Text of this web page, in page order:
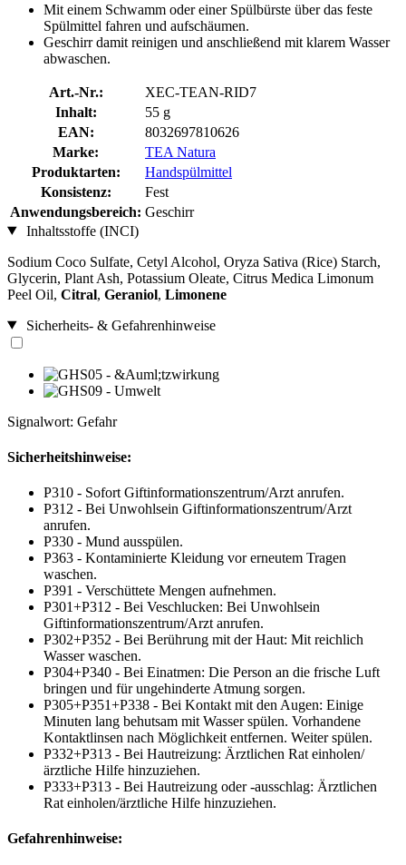
Mit einem Schwamm oder einer Spülbürste über das feste
Spülmittel fahren und aufschäumen.
Geschirr damit reinigen und anschließend mit klarem Wasser
abwaschen.
Art.-Nr.:
XEC-TEAN-RID7
Inhalt:
55 g
EAN:
8032697810626
Marke:
TEA Natura
Produktarten:
Handspülmittel
Konsistenz:
Fest
Anwendungsbereich: Geschirr
Inhaltsstoffe (INCI)
Sodium Coco­ Sulfate, Cetyl Alcohol, Oryza Sativa (Rice) Starch,
Glycerin, Plant Ash, Potassium Oleate, Citrus Medica Limonum
Peel Oil, Citral, Geraniol, Limonene
Sicherheits- & Gefahrenhinweise
Signalwort: Gefahr
Sicherheitshinweise:
P310 - Sofort Giftinformationszentrum/Arzt anrufen.
P312 - Bei Unwohlsein Giftinformationszentrum/Arzt
anrufen.
P330 - Mund ausspülen.
P363 - Kontaminierte Kleidung vor erneutem Tragen
waschen.
P391 - Verschüttete Mengen aufnehmen.
P301+P312 - Bei Veschlucken: Bei Unwohlsein
Giftinformationszentrum/Arzt anrufen.
P302+P352 - Bei Berührung mit der Haut: Mit reichlich
Wasser waschen.
P304+P340 - Bei Einatmen: Die Person an die frische Luft
bringen und für ungehinderte Atmung sorgen.
P305+P351+P338 - Bei Kontakt mit den Augen: Einige
Minuten lang behutsam mit Wasser spülen. Vorhandene
Kontaktlinsen nach Möglichkeit entfernen. Weiter spülen.
P332+P313 - Bei Hautreizung: Ärztlichen Rat einholen/
ärztliche Hilfe hinzuziehen.
P333+P313 - Bei Hautreizung oder -ausschlag: Ärztlichen
Rat einholen/ärztliche Hilfe hinzuziehen.
Gefahrenhinweise: